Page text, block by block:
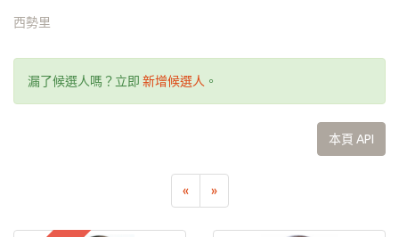
西勢里
漏了候選人嗎？立即 新增候選人 。
本頁 API
« »